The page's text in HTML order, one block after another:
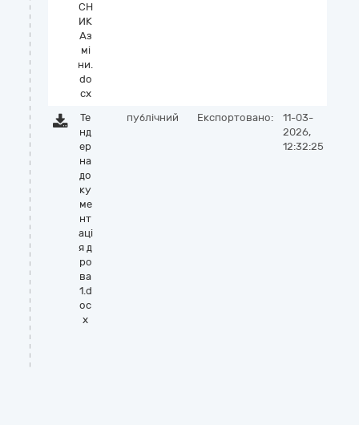
СН
ИК
Аз
мі
ни.
do
cx
Те
нд
ер
на
до
ку
ме
нт
аці
я д
ро
ва
1.d
oc
x
публічний Експортовано:
11-03-
2026,
12:32:25